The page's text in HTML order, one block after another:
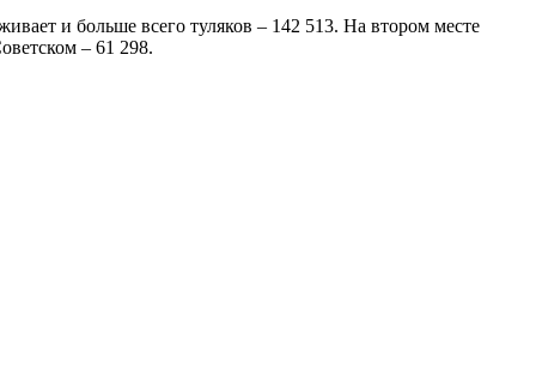
и больше всего туляков – 142 513. На втором месте
– 61 298.